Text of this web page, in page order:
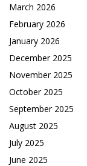
March 2026
February 2026
January 2026
December 2025
November 2025
October 2025
September 2025
August 2025
July 2025
June 2025